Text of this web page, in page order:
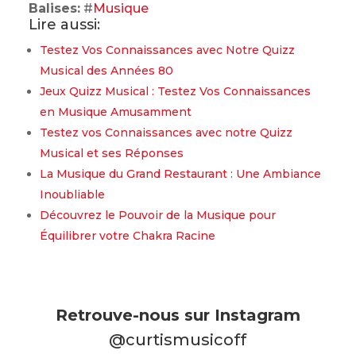
Balises:#Musique
Lire aussi:
Testez Vos Connaissances avec Notre Quizz
Musical des Années 80
Jeux Quizz Musical : Testez Vos Connaissances
en Musique Amusamment
Testez vos Connaissances avec notre Quizz
Musical et ses Réponses
La Musique du Grand Restaurant : Une Ambiance
Inoubliable
Découvrez le Pouvoir de la Musique pour
Équilibrer votre Chakra Racine
Retrouve-nous sur Instagram
@curtismusicoff